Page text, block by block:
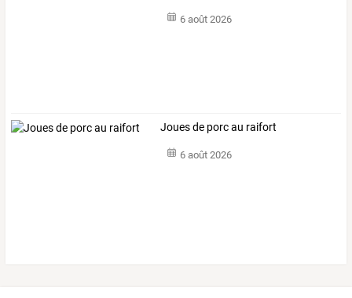
6 août 2026
Joues de porc au raifort
6 août 2026